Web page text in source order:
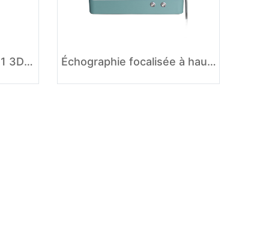
Salon d'utilisation 3 en 1 3D 4D suppression des rides des yeux lifting du visage corps minceur beauté Hifu machine Échographie focalisée à haute intensité 3D